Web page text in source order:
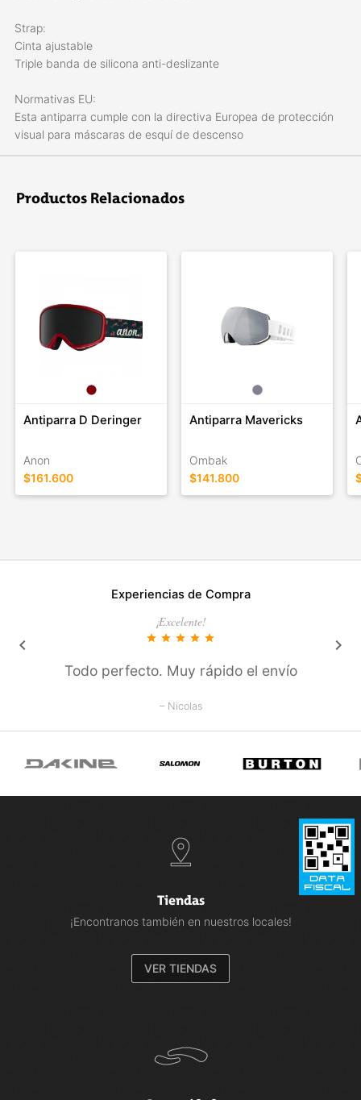
Strap:
Cinta ajustable
Triple banda de silicona anti-deslizante
Normativas EU:
Esta antiparra cumple con la directiva Europea de protección
visual para máscaras de esquí de descenso
para el limpiado de la lente.
Productos Relacionados
Antiparra D Deringer
Anon
$161.600
Antiparra Mavericks
Ombak
$141.800
Experiencias de Compra
¡Excelente!
star star star star star
Todo perfecto. Muy rápido el envío
– Nicolas
keyboard_arrow_left keyboard_arrow_right
Tiendas
¡Encontranos también en nuestros locales!
VER TIENDAS